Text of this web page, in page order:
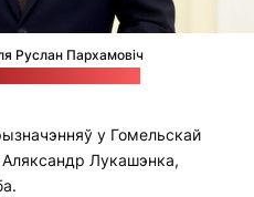
Руслан Пархамовіч
у Гомельскай
Аляксандр Лукашэнка,